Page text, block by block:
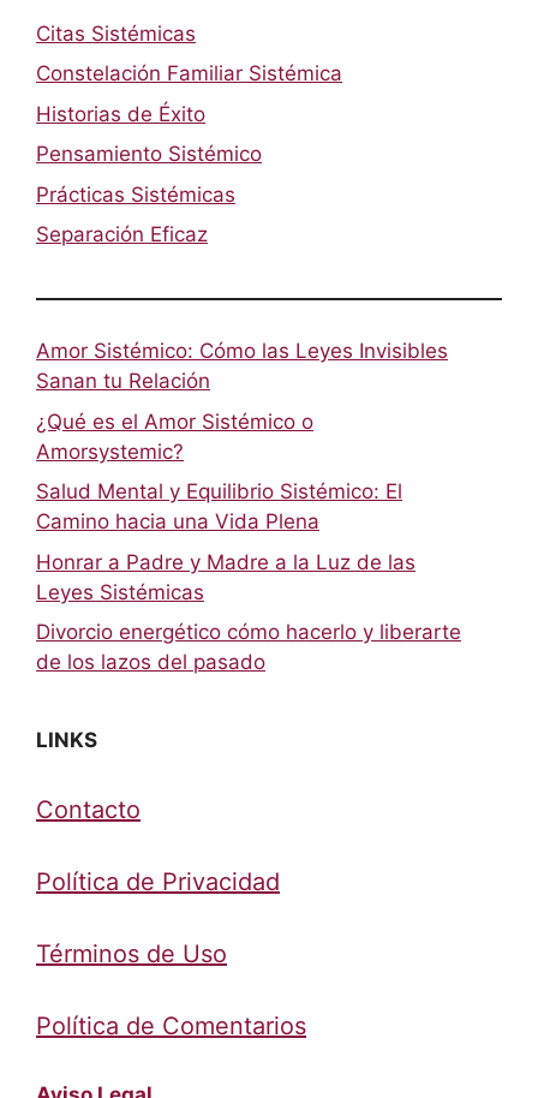
Citas Sistémicas
Constelación Familiar Sistémica
Historias de Éxito
Pensamiento Sistémico
Prácticas Sistémicas
Separación Eficaz
Amor Sistémico: Cómo las Leyes Invisibles
Sanan tu Relación
¿Qué es el Amor Sistémico o
Amorsystemic?
Salud Mental y Equilibrio Sistémico: El
Camino hacia una Vida Plena
Honrar a Padre y Madre a la Luz de las
Leyes Sistémicas
Divorcio energético cómo hacerlo y liberarte
de los lazos del pasado
LINKS
Contacto
Política de Privacidad
Términos de Uso
Política de Comentarios